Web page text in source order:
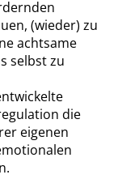
(wieder) zu
achtsame
selbst zu
die
eigenen